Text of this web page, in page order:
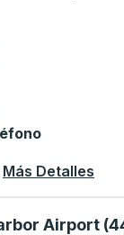
Más Detalles
Airport
las teclas